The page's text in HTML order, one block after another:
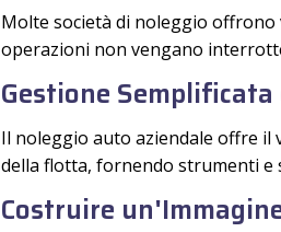
Molte società di noleggio offrono
operazioni non vengano
Gestione
Il noleggio auto aziendale offre
della flotta, fornendo strumenti e
Costruire